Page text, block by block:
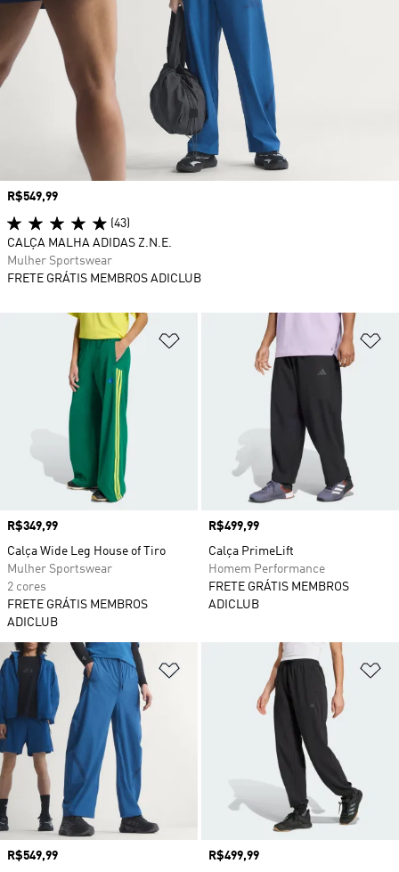
Adicionar à Lista de Desejos
Preço
R$349,99
Calça Wide Leg House of Tiro
Mulher Sportswear
2 cores
FRETE GRÁTIS MEMBROS
ADICLUB
Preço
R$499,99
Calça PrimeLift
Homem Performance
FRETE GRÁTIS MEMBROS
ADICLUB
Adicionar à Lista de Desejos
Preço
R$549,99 Preço
R$499,99
Preço
R$549,99
(43)
CALÇA MALHA ADIDAS Z.N.E.
Mulher Sportswear
FRETE GRÁTIS MEMBROS ADICLUB